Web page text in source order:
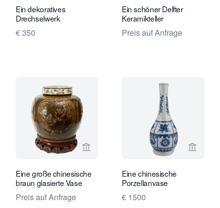
Ein dekoratives
Drechselwerk
€ 350
Ein schöner Delfter
Keramikteller
Preis auf Anfrage
Verkaeuferseite von Limburg
Eine große chinesische
braun glasierte Vase
Preis auf Anfrage
Eine chinesische
Porzellanvase
€ 1500